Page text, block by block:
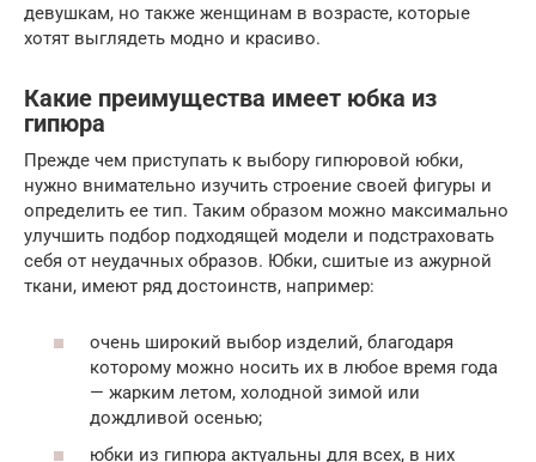
девушкам, но также женщинам в возрасте, которые
хотят выглядеть модно и красиво.
Какие преимущества имеет юбка из
гипюра
Прежде чем приступать к выбору гипюровой юбки,
нужно внимательно изучить строение своей фигуры и
определить ее тип. Таким образом можно максимально
улучшить подбор подходящей модели и подстраховать
себя от неудачных образов. Юбки, сшитые из ажурной
ткани, имеют ряд достоинств, например:
очень широкий выбор изделий, благодаря
которому можно носить их в любое время года
— жарким летом, холодной зимой или
дождливой осенью;
юбки из гипюра актуальны для всех, в них